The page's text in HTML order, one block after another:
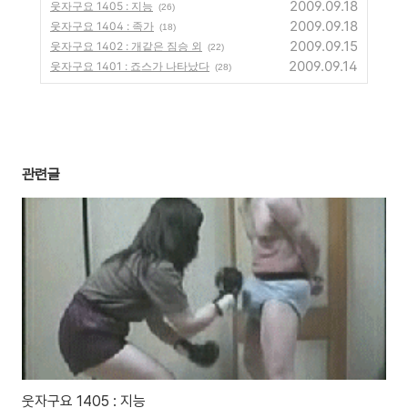
웃자구요 1405 : 지능 (26) 2009.09.18
웃자구요 1404 : 족가 (18) 2009.09.18
웃자구요 1402 : 개같은 짐승 외 (22) 2009.09.15
웃자구요 1401 : 죠스가 나타났다 (28) 2009.09.14
관련글
웃자구요 1405 : 지능